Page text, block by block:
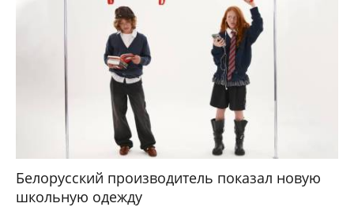
Белорусский производитель показал новую
школьную одежду